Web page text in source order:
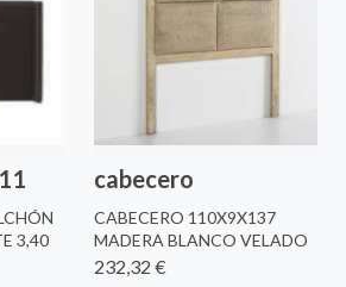
3,40
cabecero
CABECERO 110X9X137
MADERA BLANCO VELADO
232,32 €